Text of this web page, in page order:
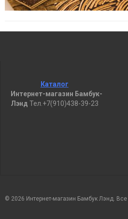
Каталог
Интернет-магазин Бамбук-
Лэнд Тел.+7(910)438-39-23
© 2026 Интернет-магазин Бамбук Лэнд.